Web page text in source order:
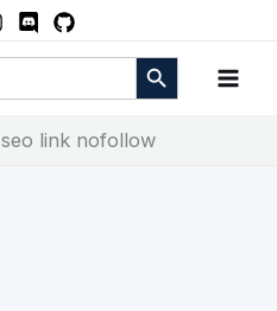
Botón de búsqueda
seo link nofollow